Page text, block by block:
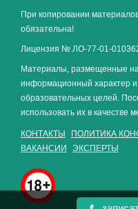
При копировании
обязательна!
Лицензия № ЛО-77-01-
Материалы, размещенные
информационный характер
образовательных целей.
использовать их в качестве
КОНТАКТЫ ПОЛИТИКА
ВАКАНСИИ
ЭКСПЕРТЫ